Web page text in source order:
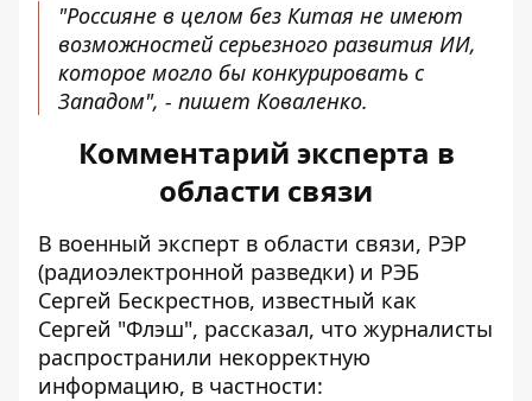
"Россияне в целом без Китая не имеют
возможностей серьезного развития ИИ,
которое могло бы конкурировать с
Западом", - пишет Коваленко.
Комментарий эксперта в
области связи
В военный эксперт в области связи, РЭР
(радиоэлектронной разведки) и РЭБ
Сергей Бескрестнов, известный как
Сергей "Флэш", рассказал, что журналисты
распространили некорректную
информацию, в частности: